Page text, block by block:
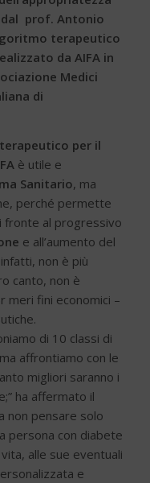
dal prof. Antonio
terapeutico
da AIFA in
Medici
di
per il
è utile e
Sanitario, ma
perché permette
fronte al progressivo
e all’aumento del
non è più
canto, non è
meri fini economici –
di 10 classi di
affrontiamo con le
migliori saranno i
ha affermato il
non pensare solo
persona con diabete
alle sue eventuali
e